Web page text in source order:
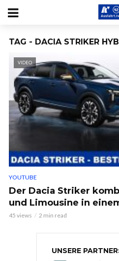
TAG - DACIA STRIKER
VIDEO
YOUTUBE
Der Dacia Striker
und Limousine in
45 views 2 min read
UNSERE